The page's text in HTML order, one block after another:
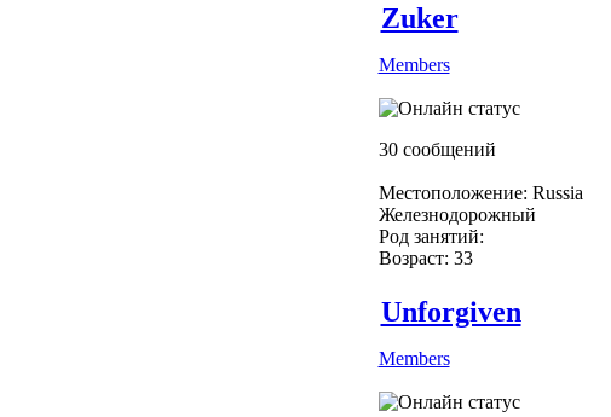
Zuker
Members
30 сообщений
Местоположение: Russia
Железнодорожный
Род занятий:
Возраст: 33
Unforgiven
Members